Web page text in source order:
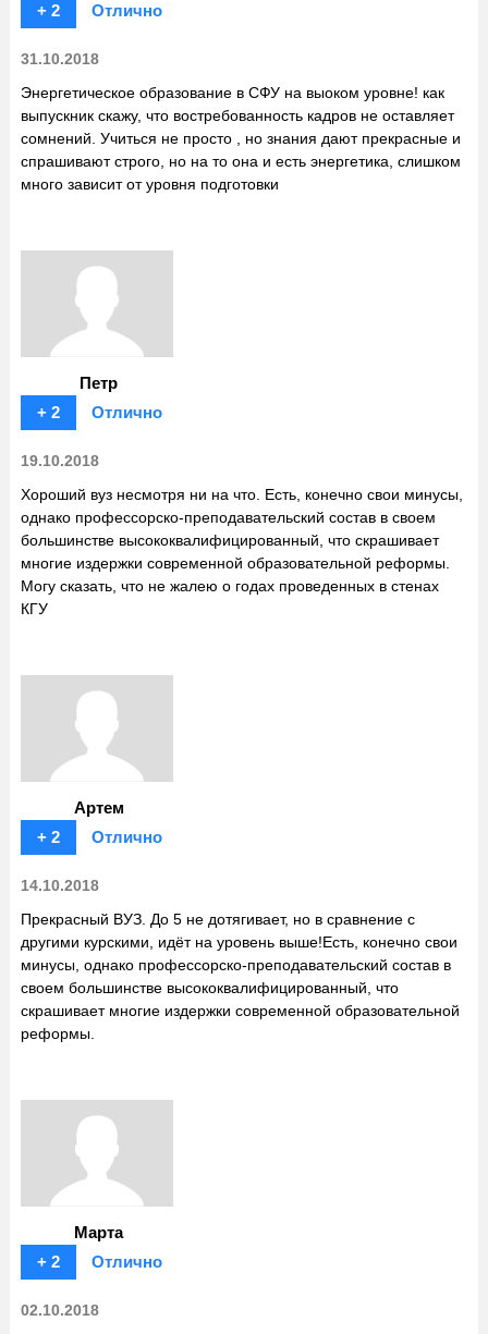
+ 2
Отлично
31.10.2018
Энергетическое образование в СФУ на выоком уровне! как
выпускник скажу, что востребованность кадров не оставляет
сомнений. Учиться не просто , но знания дают прекрасные и
спрашивают строго, но на то она и есть энергетика, слишком
много зависит от уровня подготовки
Петр
+ 2
Отлично
19.10.2018
Хороший вуз несмотря ни на что. Есть, конечно свои минусы,
однако профессорско-преподавательский состав в своем
большинстве высококвалифицированный, что скрашивает
многие издержки современной образовательной реформы.
Могу сказать, что не жалею о годах проведенных в стенах
КГУ
Артем
+ 2
Отлично
14.10.2018
Прекрасный ВУЗ. До 5 не дотягивает, но в сравнение с
другими курскими, идёт на уровень выше!Есть, конечно свои
минусы, однако профессорско-преподавательский состав в
своем большинстве высококвалифицированный, что
скрашивает многие издержки современной образовательной
реформы.
Марта
+ 2
Отлично
02.10.2018